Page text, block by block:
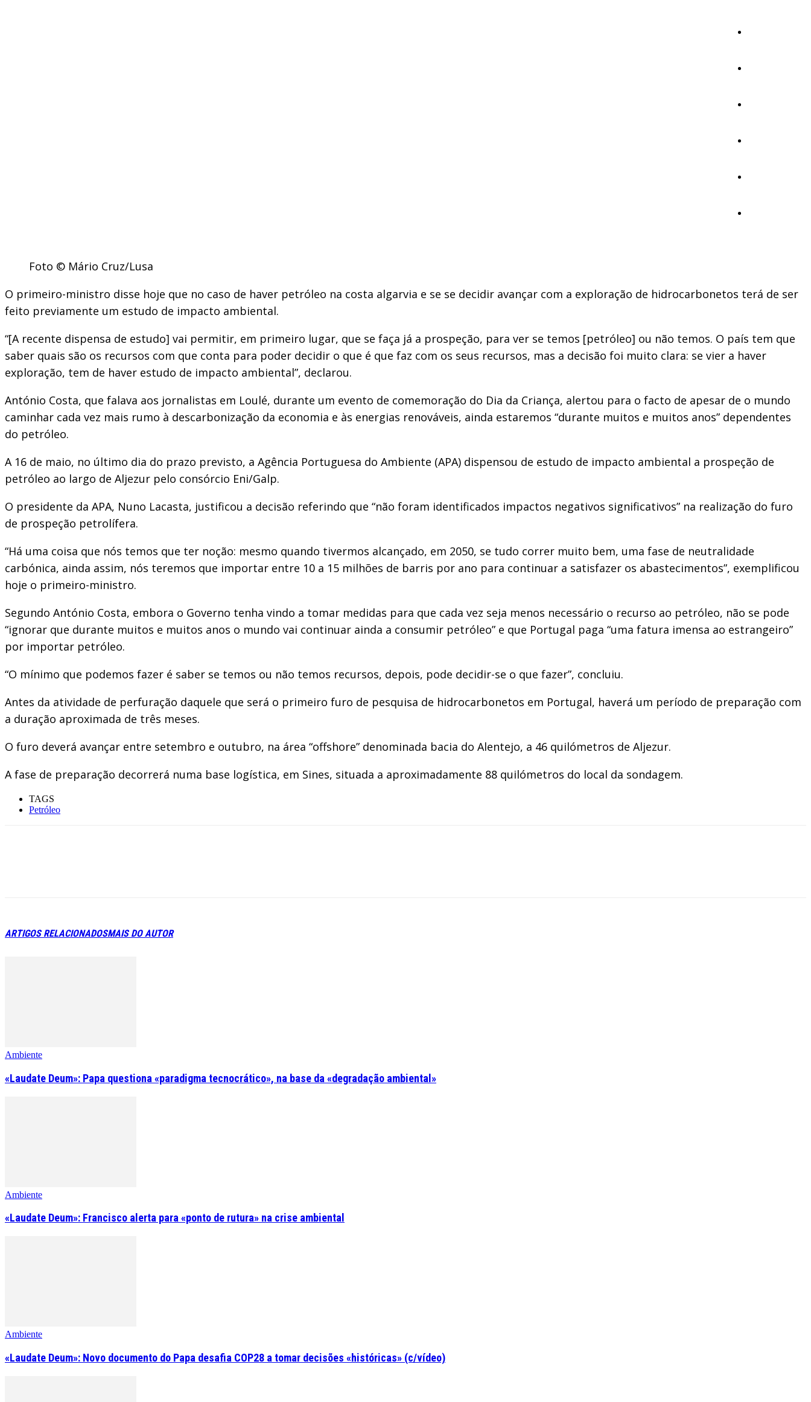
Foto © Mário Cruz/Lusa
O primeiro-ministro disse hoje que no caso de haver petróleo na costa algarvia e se se decidir avançar com a exploração de hidrocarbonetos terá de ser
feito previamente um estudo de impacto ambiental.
“[A recente dispensa de estudo] vai permitir, em primeiro lugar, que se faça já a prospeção, para ver se temos [petróleo] ou não temos. O país tem que
saber quais são os recursos com que conta para poder decidir o que é que faz com os seus recursos, mas a decisão foi muito clara: se vier a haver
exploração, tem de haver estudo de impacto ambiental”, declarou.
António Costa, que falava aos jornalistas em Loulé, durante um evento de comemoração do Dia da Criança, alertou para o facto de apesar de o mundo
caminhar cada vez mais rumo à descarbonização da economia e às energias renováveis, ainda estaremos “durante muitos e muitos anos” dependentes
do petróleo.
A 16 de maio, no último dia do prazo previsto, a Agência Portuguesa do Ambiente (APA) dispensou de estudo de impacto ambiental a prospeção de
petróleo ao largo de Aljezur pelo consórcio Eni/Galp.
O presidente da APA, Nuno Lacasta, justificou a decisão referindo que “não foram identificados impactos negativos significativos” na realização do furo
de prospeção petrolífera.
“Há uma coisa que nós temos que ter noção: mesmo quando tivermos alcançado, em 2050, se tudo correr muito bem, uma fase de neutralidade
carbónica, ainda assim, nós teremos que importar entre 10 a 15 milhões de barris por ano para continuar a satisfazer os abastecimentos”, exemplificou
hoje o primeiro-ministro.
Segundo António Costa, embora o Governo tenha vindo a tomar medidas para que cada vez seja menos necessário o recurso ao petróleo, não se pode
“ignorar que durante muitos e muitos anos o mundo vai continuar ainda a consumir petróleo” e que Portugal paga “uma fatura imensa ao estrangeiro”
por importar petróleo.
“O mínimo que podemos fazer é saber se temos ou não temos recursos, depois, pode decidir-se o que fazer”, concluiu.
Antes da atividade de perfuração daquele que será o primeiro furo de pesquisa de hidrocarbonetos em Portugal, haverá um período de preparação com
a duração aproximada de três meses.
O furo deverá avançar entre setembro e outubro, na área “offshore” denominada bacia do Alentejo, a 46 quilómetros de Aljezur.
A fase de preparação decorrerá numa base logística, em Sines, situada a aproximadamente 88 quilómetros do local da sondagem.
TAGS
Petróleo
ARTIGOS RELACIONADOSMAIS DO AUTOR
Ambiente
«Laudate Deum»: Papa questiona «paradigma tecnocrático», na base da «degradação ambiental»
Ambiente
«Laudate Deum»: Francisco alerta para «ponto de rutura» na crise ambiental
Ambiente
«Laudate Deum»: Novo documento do Papa desafia COP28 a tomar decisões «históricas» (c/vídeo)